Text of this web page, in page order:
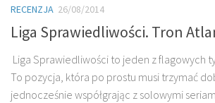
RECENZJA 26/08/2014
Liga Sprawiedliwości. Tron
Liga Sprawiedliwości to jeden z flagowych
To pozycja, która po prostu musi trzymać
jednocześnie współgrając z solowymi